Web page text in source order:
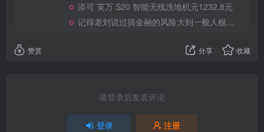
添可 芙万 S20 智能无线洗地机元1232.8元
记得老刘说过搞金融的风险大到一般人根本承受不起
赞赏 分享 收藏
请登录后发表评论
登录 注册